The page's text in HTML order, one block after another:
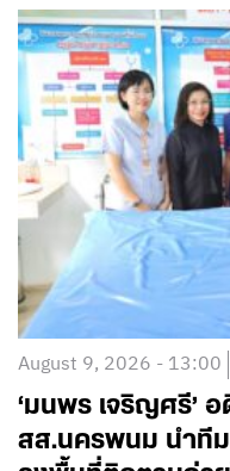
August 9, 2026 - 13:00
‘มนพร เจริญศรี’
สส.นครพนม นำที